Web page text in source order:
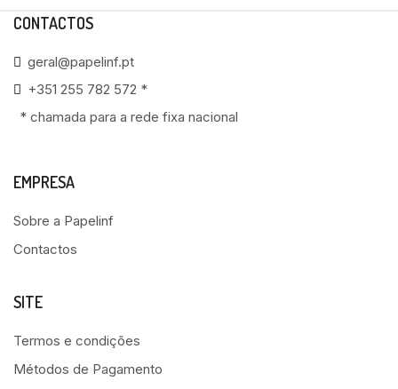
CONTACTOS
geral@papelinf.pt
+351 255 782 572 *
* chamada para a rede fixa nacional
EMPRESA
Sobre a Papelinf
Contactos
SITE
Termos e condições
Métodos de Pagamento